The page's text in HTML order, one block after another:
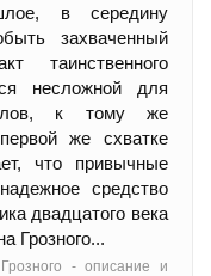
в середину
захваченный
таинственного
несложной для
к тому же
же схватке
что привычные
средство
двадцатого века
Грозного...
- oписание и